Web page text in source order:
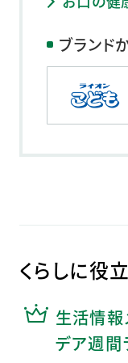
ブランド
くらしに役
生活情報
デア週間